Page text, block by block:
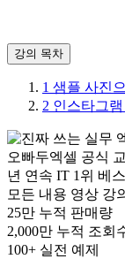
강의 목차
1 샘플 사진
2 인스타그
오빠두엑셀 공식
년 연속 IT 1위 베
모든 내용 영상 강
25만 누적 판매량
2,000만 누적 조회
100+ 실전 예제